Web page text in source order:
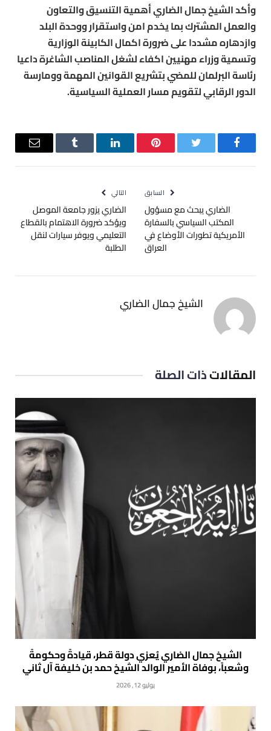
وأكد الشيخ جمال الضاري أهمية التنسيق والتعاون
والعمل المشترك بما يخدم امن واستقرار ووحدة البلد
وازدهاره مشددا على ضرورة اكمال الكابينة الوزارية
وتسمية وزراء مهنيين اكفاء لشغل المناصب الشاغرة داعيا
رئاسة البرلمان للمضي بتشريع القوانين المهمة وومارسة
الدور الرقابي لتقويم مسار العملية السياسية.
فيسبوك تويتر بينتيريستلينكدإن Tumblr
البريد
السابق
الضاري يبحث مع مسؤول
المكتب السياسي بالسفارة
الأمريكية تطورات الأوضاع في
العراق
التالي
الضاري يزور جامعة الموصل
ويؤكد ضرورة الاهتمام بالقطاع
التعليمي ويوفر سيارات لنقل
الطلبة
الشيخ جمال الضاري
المقالاتذات الصلة
الشيخ جمال الضاري يُعزي دولة قطر، قيادةً وحكومةً
وشعباً، بوفاة الأمير الوالد الشيخ حمد بن خليفة آل ثاني
يوليو 12, 2026